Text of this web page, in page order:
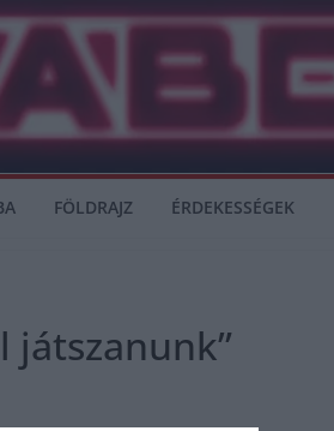
FÖLDRAJZ ÉRDEKESSÉGEK
játszanunk”